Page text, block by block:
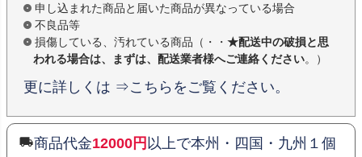
申し込まれた商品と届いた商品が異なっている場合
不良品等
損傷している、汚れている商品（・・ ★配送中の破損と思
われる場合は、まずは、配送業者様へご連絡ください。）
更に詳しくは ⇒こちらをご覧ください。
商品代金12000円 以上で本州・四国・九州１個